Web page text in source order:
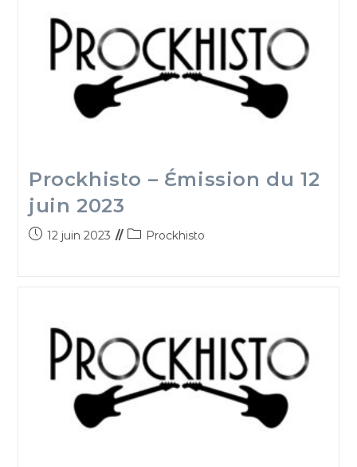
Prockhisto – Émission du 12
juin 2023
12 juin 2023 Prockhisto